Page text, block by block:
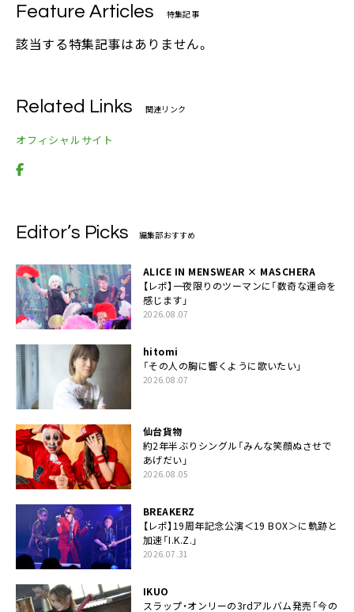
Feature Articles 特集記事
該当する特集記事はありません。
Related Links 関連リンク
オフィシャルサイト
Editor’s Picks 編集部おすすめ
ALICE IN MENSWEAR × MASCHERA
【レポ】一夜限りのツーマンに「数奇な運命を
感じます」
2026.08.07
hitomi
「その人の胸に響くように歌いたい」
2026.08.07
仙台貨物
約2年半ぶりシングル「みんな笑顔ぬさせで
あげだい」
2026.08.05
BREAKERZ
【レポ】19周年記念公演＜19 BOX＞に軌跡と
加速「I.K.Z.」
2026.07.31
IKUO
スラップ・オンリーの3rdアルバム発売「今の